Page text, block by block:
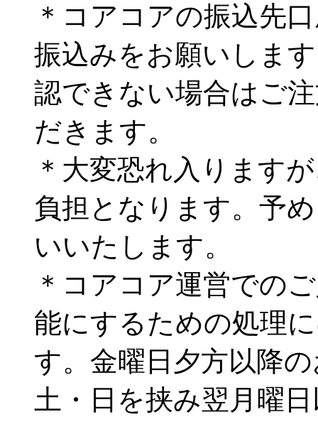
＊コアコアの振込先
振込みをお願いしま
認できない場合はご
だきます。
＊大変恐れ入ります
負担となります。予
いいたします。
＊コアコア運営での
能にするための処理
す。金曜日夕方以降
土・日を挟み翌月曜